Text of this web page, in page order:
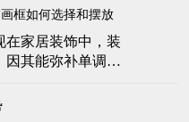
，用相框装饰线
传统的门套线，无
使用装饰线条进行
框如何选择和摆放
在家居装饰中，装
因其能弥补单调的
摆放也非常的重